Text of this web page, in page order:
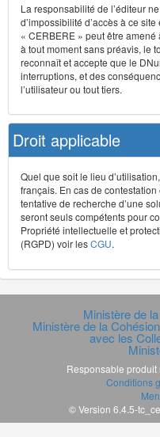
La responsabilité de l’éditeur
d’impossibilité d’accès à ce
« CERBERE » peut être
à tout moment sans préavis, le
reconnaît et accepte que le
interruptions, et des
l’utilisateur ou tout tiers.
Droit applicable
Quel que soit le lieu
français. En cas de
tentative de recherche d’une
seront seuls compétents pour
Propriété intellectuelle et
(RGPD) voir lesCGU.
Ministère de
Ministère de la
avec les
Responsable produit
Conditions
© Version 6.4.5-